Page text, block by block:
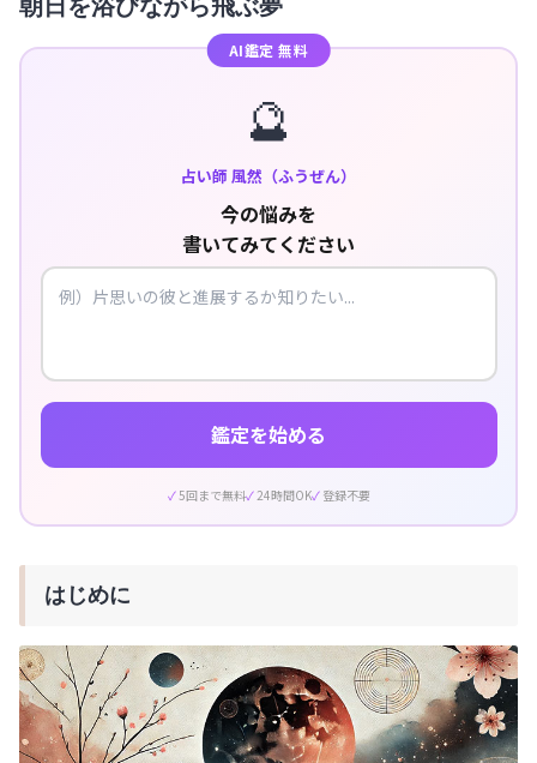
朝日を浴びながら飛ぶ夢
AI鑑定 無料
🔮
占い師 風然（ふうぜん）
今の悩みを
書いてみてください
鑑定を始める
5回まで無料 24時間OK 登録不要
はじめに